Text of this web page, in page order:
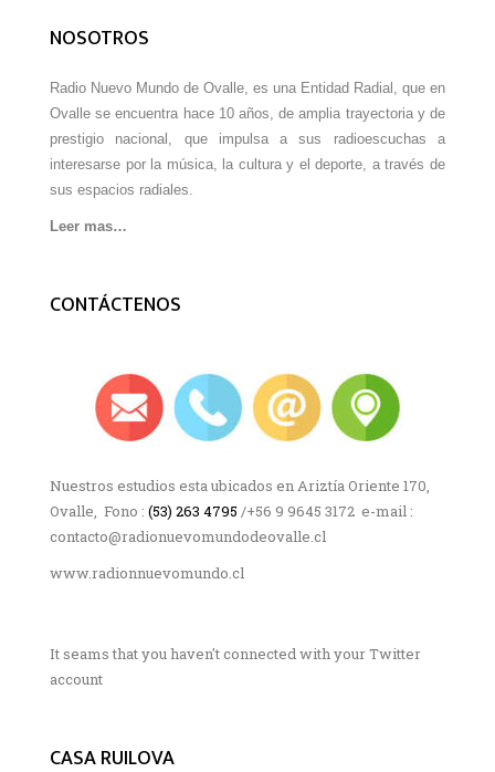
NOSOTROS
Radio Nuevo Mundo de Ovalle, es una Entidad Radial, que en
Ovalle se encuentra hace 10 años, de amplia trayectoria y de
prestigio nacional, que impulsa a sus radioescuchas a
interesarse por la música, la cultura y el deporte, a través de
sus espacios radiales.
Leer mas…
CONTÁCTENOS
Nuestros estudios esta ubicados en Ariztía Oriente 170,
Ovalle, Fono : (53) 263 4795 /+56 9 9645 3172 e-mail :
contacto@radionuevomundodeovalle.cl
www.radionnuevomundo.cl
It seams that you haven't connected with your Twitter
account
CASA RUILOVA